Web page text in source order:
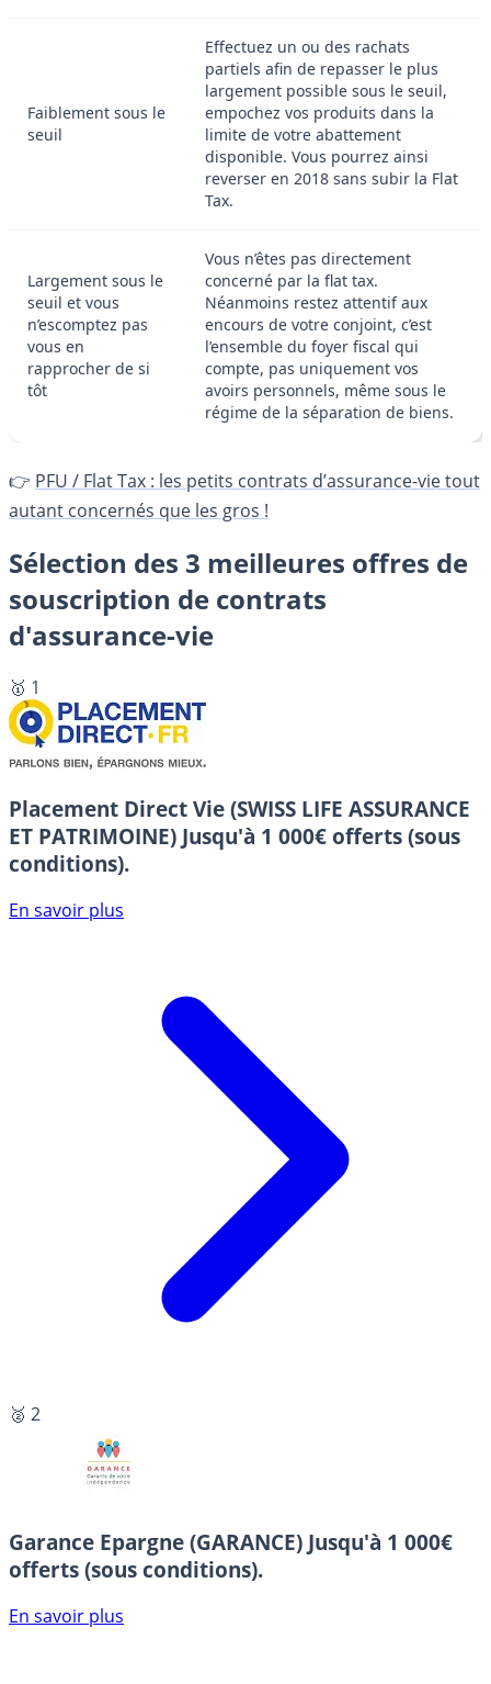
Faiblement sous le
seuil
Effectuez un ou des rachats
partiels afin de repasser le plus
largement possible sous le seuil,
empochez vos produits dans la
limite de votre abattement
disponible. Vous pourrez ainsi
reverser en 2018 sans subir la Flat
Tax.
Largement sous le
seuil et vous
n’escomptez pas
vous en
rapprocher de si
tôt
Vous n’êtes pas directement
concerné par la flat tax.
Néanmoins restez attentif aux
encours de votre conjoint, c’est
l’ensemble du foyer fiscal qui
compte, pas uniquement vos
avoirs personnels, même sous le
régime de la séparation de biens.
👉 PFU / Flat Tax : les petits contrats d’assurance-vie tout
autant concernés que les gros !
Sélection des 3 meilleures offres de
souscription de contrats
d'assurance-vie
🥇 1
Placement Direct Vie (SWISS LIFE ASSURANCE
ET PATRIMOINE) Jusqu'à 1 000€ offerts (sous
conditions).
En savoir plus
🥈 2
Garance Epargne (GARANCE) Jusqu'à 1 000€
offerts (sous conditions).
En savoir plus